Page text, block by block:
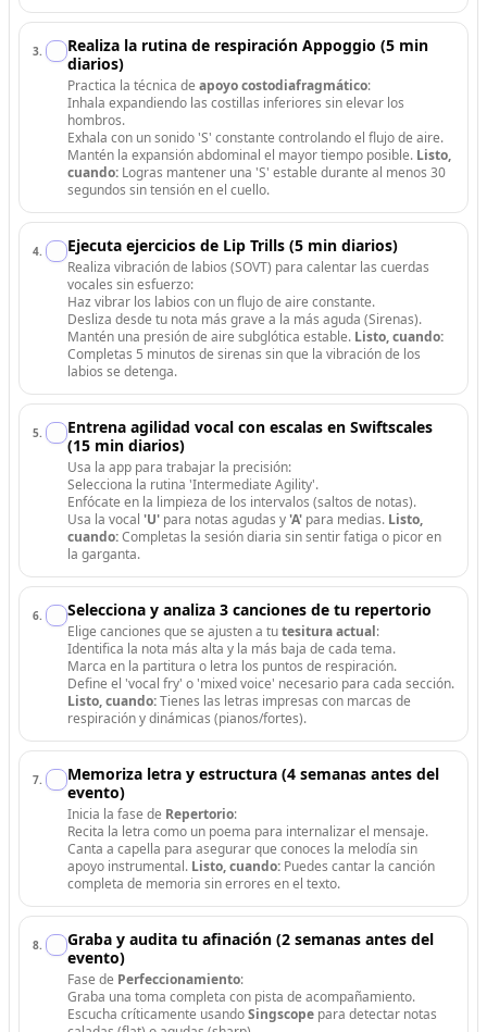
3.
Realiza la rutina de respiración Appoggio (5 min
diarios)
Practica la técnica de apoyo costodiafragmático:
Inhala expandiendo las costillas inferiores sin elevar los
hombros.
Exhala con un sonido 'S' constante controlando el flujo de aire.
Mantén la expansión abdominal el mayor tiempo posible. Listo,
cuando: Logras mantener una 'S' estable durante al menos 30
segundos sin tensión en el cuello.
4. Ejecuta ejercicios de Lip Trills (5 min diarios)
Realiza vibración de labios (SOVT) para calentar las cuerdas
vocales sin esfuerzo:
Haz vibrar los labios con un flujo de aire constante.
Desliza desde tu nota más grave a la más aguda (Sirenas).
Mantén una presión de aire subglótica estable. Listo, cuando:
Completas 5 minutos de sirenas sin que la vibración de los
labios se detenga.
5.
Entrena agilidad vocal con escalas en Swiftscales
(15 min diarios)
Usa la app para trabajar la precisión:
Selecciona la rutina 'Intermediate Agility'.
Enfócate en la limpieza de los intervalos (saltos de notas).
Usa la vocal 'U' para notas agudas y'A' para medias. Listo,
cuando:Completas la sesión diaria sin sentir fatiga o picor en
la garganta.
6. Selecciona y analiza 3 canciones de tu repertorio
Elige canciones que se ajusten a tutesitura actual:
Identifica la nota más alta y la más baja de cada tema.
Marca en la partitura o letra los puntos de respiración.
Define el 'vocal fry' o 'mixed voice' necesario para cada sección.
Listo, cuando:Tienes las letras impresas con marcas de
respiración y dinámicas (pianos/fortes).
7.
Memoriza letra y estructura (4 semanas antes del
evento)
Inicia la fase de Repertorio:
Recita la letra como un poema para internalizar el mensaje.
Canta a capella para asegurar que conoces la melodía sin
apoyo instrumental. Listo, cuando: Puedes cantar la canción
completa de memoria sin errores en el texto.
8.
Graba y audita tu afinación (2 semanas antes del
evento)
Fase de Perfeccionamiento:
Graba una toma completa con pista de acompañamiento.
Escucha críticamente usandoSingscope para detectar notas